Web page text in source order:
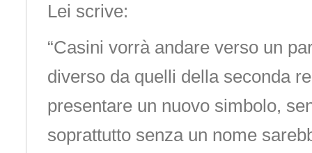
Lei scrive:
“Casini vorrà andare verso un
diverso da quelli della seconda
presentare un nuovo simbolo,
soprattutto senza un nome